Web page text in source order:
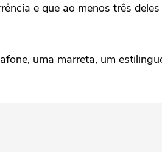
e que ao menos três
uma marreta, um